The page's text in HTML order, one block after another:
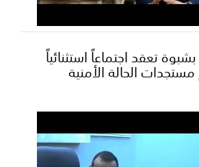
بشبوة تعقد اجتماعاً استثنائياً
الحالة الأمنية